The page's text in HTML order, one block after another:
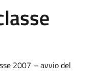
2007 – avvio del